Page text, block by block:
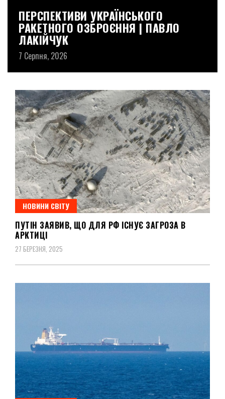
ПЕРСПЕКТИВИ УКРАЇНСЬКОГО
РАКЕТНОГО ОЗБРОЄННЯ | ПАВЛО
ЛАКІЙЧУК
7 Серпня, 2026
НОВИНИ СВІТУ
ПУТІН ЗАЯВИВ, ЩО ДЛЯ РФ ІСНУЄ ЗАГРОЗА В
АРКТИЦІ
27 БЕРЕЗНЯ, 2025